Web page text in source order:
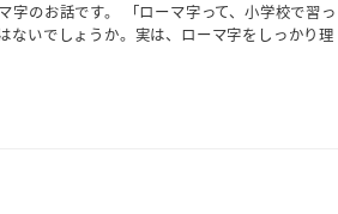
字のお話です。 「ローマ字って、小学校で習っ
ないでしょうか。実は、ローマ字をしっかり理